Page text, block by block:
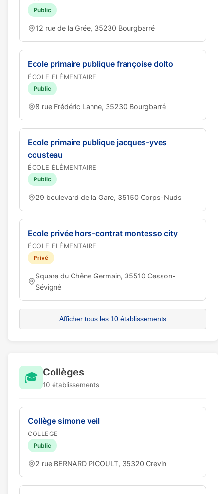
Public
12 rue de la Grée, 35230 Bourgbarré
Ecole primaire publique françoise dolto
ÉCOLE ÉLÉMENTAIRE
Public
8 rue Frédéric Lanne, 35230 Bourgbarré
Ecole primaire publique jacques-yves
cousteau
ÉCOLE ÉLÉMENTAIRE
Public
29 boulevard de la Gare, 35150 Corps-Nuds
Ecole privée hors-contrat montesso city
ÉCOLE ÉLÉMENTAIRE
Privé
Square du Chêne Germain, 35510 Cesson-
Sévigné
Afficher tous les 10 établissements
🎓 Collèges
10 établissements
Collège simone veil
COLLEGE
Public
2 rue BERNARD PICOULT, 35320 Crevin